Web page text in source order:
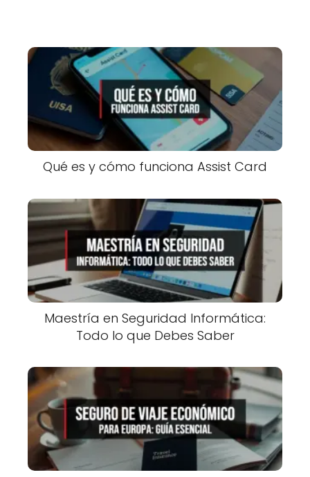
Qué es y cómo funciona Assist Card
Maestría en Seguridad Informática:
Todo lo que Debes Saber